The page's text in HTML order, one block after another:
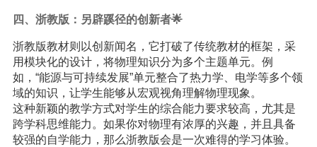
四、浙教版：另辟蹊径的创新者🌟
浙教版教材则以创新闻名，它打破了传统教材的框架，采
用模块化的设计，将物理知识分为多个主题单元。例
如，“能源与可持续发展”单元整合了热力学、电学等多个领
域的知识，让学生能够从宏观视角理解物理现象。
这种新颖的教学方式对学生的综合能力要求较高，尤其是
跨学科思维能力。如果你对物理有浓厚的兴趣，并且具备
较强的自学能力，那么浙教版会是一次难得的学习体验。